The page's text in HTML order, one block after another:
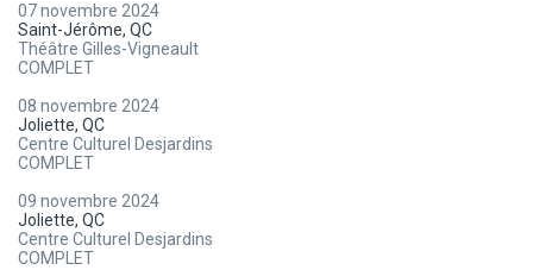
07 novembre 2024
Saint-Jérôme, QC
Théâtre Gilles-Vigneault
COMPLET
08 novembre 2024
Joliette, QC
Centre Culturel Desjardins
COMPLET
09 novembre 2024
Joliette, QC
Centre Culturel Desjardins
COMPLET